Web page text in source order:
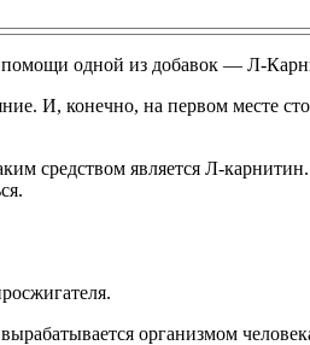
помощи одной из добавок — Л-
И, конечно, на первом месте
средством является Л-
организмом